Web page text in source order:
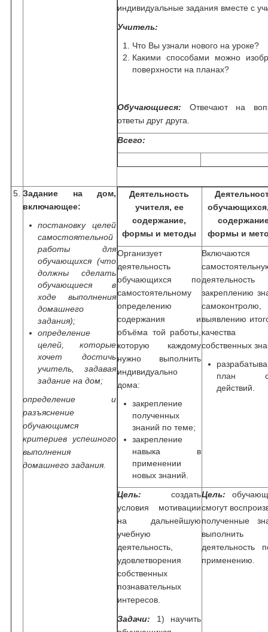
индивидуальные задания вместе с
Учитель:
Что Вы узнали нового на уроке?
Какими способами можно
поверхности на планах?
Обучающиеся: Отвечают на
ответы друг друга.
Всего:
5. Задание на дом,
включающее:
постановку целей
самостоятельной
работы для
обучающихся (что
должны сделать
обучающиеся в
ходе выполнения
домашнего
задания);
определение
целей, которые
хочет достичь
учитель, задавая
задание на дом;
определение и
разъяснение
обучающимся
критериев успешного
выполнения
домашнего задания.
Деятельность
учителя, ее
содержание,
формы и методы
формы и
Организует
деятельность
обучающихся по
самостоятельному
определению
содержания и
объёма той работы,
которую каждому
нужно выполнить
индивидуально
дома:
закрепление
полученных
знаний по теме;
закрепление
навыка в
применении
новых знаний.
закреплению
самоконтролю,
выявлению
качества
собственных
план
действий.
Цель: создать
условия мотивации
на дальнейшую
учебную
деятельность,
удовлетворения
собственных
познавательных
интересов.
Задачи: 1) научить
Цель:
смогут
полученные
выполнить
деятельность
применению.